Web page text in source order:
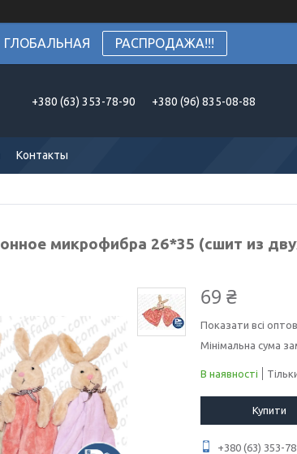
ГЛОБАЛЬНАЯ РАСПРОДАЖА!!!
+380 (63) 353-78-90 +380 (96) 835-08-88
Контакты
микрофибра 26*35 (сшит из
69 ₴
Показати всі
Мінімальна сума
В наявності
Купити
+380 (63) 353-